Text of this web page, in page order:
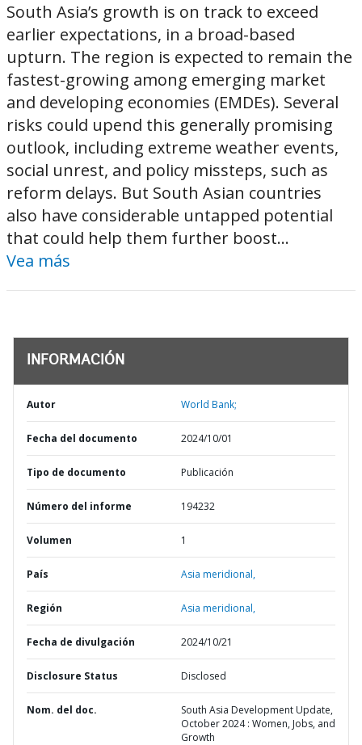
South Asia’s growth is on track to exceed
earlier expectations, in a broad-based
upturn. The region is expected to remain the
fastest-growing among emerging market
and developing economies (EMDEs). Several
risks could upend this generally promising
outlook, including extreme weather events,
social unrest, and policy missteps, such as
reform delays. But South Asian countries
also have considerable untapped potential
that could help them further boost...
Vea más
INFORMACIÓN
Autor World Bank;
Fecha del documento 2024/10/01
Tipo de documento Publicación
Número del informe 194232
Volumen 1
País Asia meridional,
Región Asia meridional,
Fecha de divulgación 2024/10/21
Disclosure Status Disclosed
Nom. del doc.
South Asia Development Update,
October 2024 : Women, Jobs, and
Growth